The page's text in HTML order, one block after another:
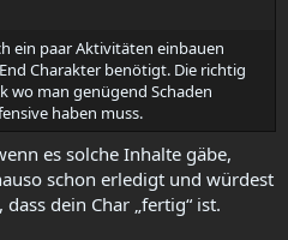
ein paar Aktivitäten einbauen
Charakter benötigt. Die richtig
wo man genügend Schaden
haben muss.
es solche Inhalte gäbe,
schon erledigt und würdest
dein Char „fertig“ ist.